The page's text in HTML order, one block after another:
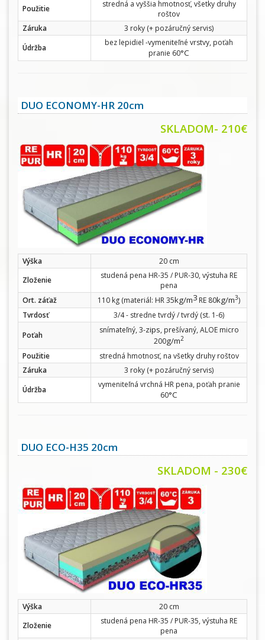
Použitie
stredná a vyššia hmotnosť, všetky druhy
roštov
Záruka
3 roky (+ pozáručný servis)
Údržba
bez lepidiel -vymeniteľné vrstvy, poťah
pranie 60°C
DUO ECONOMY-HR 20cm
SKLADOM- 210€
Výška
20 cm
Zloženie
studená pena HR-35 / PUR-30, výstuha RE
pena
Ort. záťaž
110 kg (materiál: HR 35kg/m3 RE 80kg/m3)
Tvrdosť
3/4 - stredne tvrdý / tvrdý (st. 1-6)
Poťah
snímateľný, 3-zips, prešívaný, ALOE micro
200g/m2
Použitie
stredná hmotnosť, na všetky druhy roštov
Záruka
3 roky (+ pozáručný servis)
Údržba
vymeniteľná vrchná HR pena, poťah pranie
60°C
DUO ECO-H35 20cm
SKLADOM - 230€
Výška
20 cm
Zloženie
studená pena HR-35 / PUR-35, výstuha RE
pena